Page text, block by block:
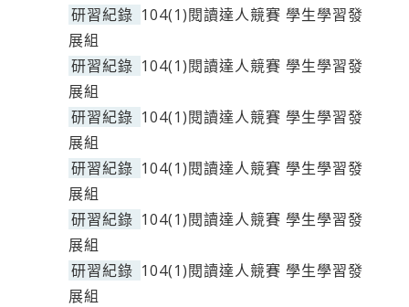
研習紀錄 104(1)閱讀達人競賽 學生學習發
展組
研習紀錄 104(1)閱讀達人競賽 學生學習發
展組
研習紀錄 104(1)閱讀達人競賽 學生學習發
展組
研習紀錄 104(1)閱讀達人競賽 學生學習發
展組
研習紀錄 104(1)閱讀達人競賽 學生學習發
展組
研習紀錄 104(1)閱讀達人競賽 學生學習發
展組